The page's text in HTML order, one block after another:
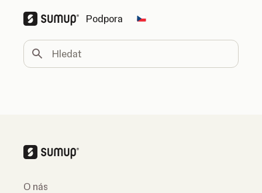
Podpora Change country
Hledat
O nás